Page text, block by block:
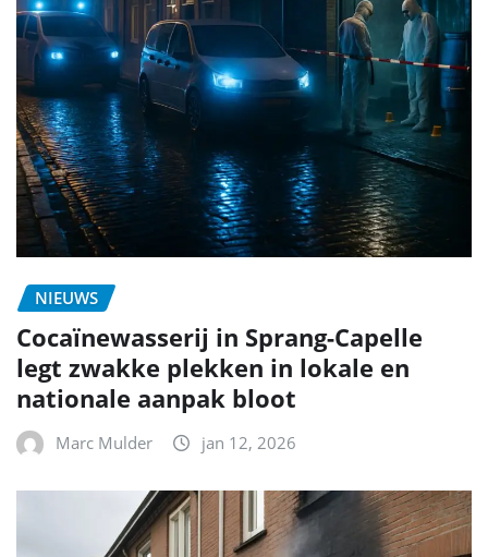
NIEUWS
Cocaïnewasserij in Sprang-Capelle
legt zwakke plekken in lokale en
nationale aanpak bloot
Marc Mulder jan 12, 2026